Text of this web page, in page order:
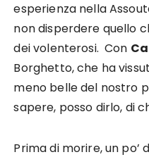
esperienza nella
non disperdere quello
dei volenterosi. Con
Borghetto, che ha
meno belle del nostro
sapere, posso dirlo, di
Prima di morire, un po’